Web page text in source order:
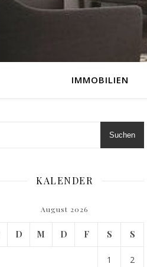
IMMOBILIEN
Suchen
KALENDER
August 2026
D M D F S S
1 2